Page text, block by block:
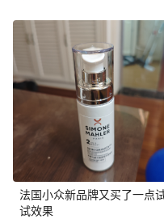
法国小众新品牌又买了一点
试效果